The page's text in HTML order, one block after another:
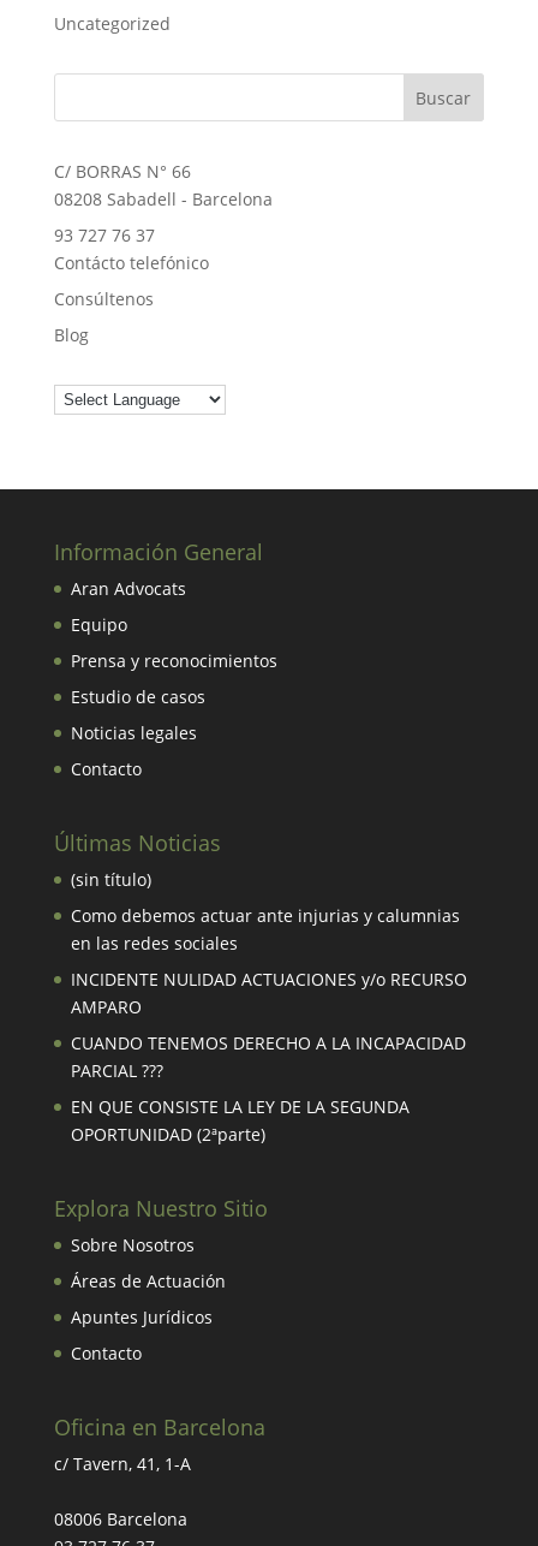
Uncategorized
C/ BORRAS N° 66
08208 Sabadell - Barcelona
93 727 76 37
Contácto telefónico
Consúltenos
Blog
Información General
Aran Advocats
Equipo
Prensa y reconocimientos
Estudio de casos
Noticias legales
Contacto
Últimas Noticias
(sin título)
Como debemos actuar ante injurias y calumnias
en las redes sociales
INCIDENTE NULIDAD ACTUACIONES y/o RECURSO
AMPARO
CUANDO TENEMOS DERECHO A LA INCAPACIDAD
PARCIAL ???
EN QUE CONSISTE LA LEY DE LA SEGUNDA
OPORTUNIDAD (2ªparte)
Explora Nuestro Sitio
Sobre Nosotros
Áreas de Actuación
Apuntes Jurídicos
Contacto
Oficina en Barcelona
c/ Tavern, 41, 1-A
08006 Barcelona